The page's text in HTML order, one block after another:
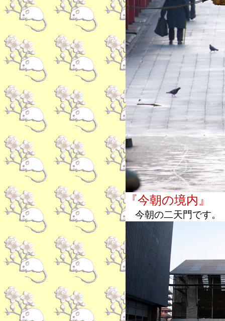
『今朝の境内』
今朝の二天門です。